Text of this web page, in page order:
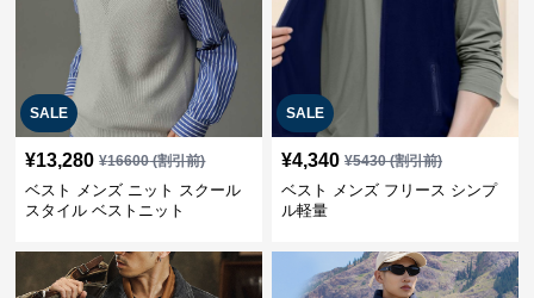
SALE
¥13,280 ¥16600(割引前)
ベスト メンズ ニット スクール
スタイル ベストニット
SALE
¥4,340 ¥5430(割引前)
ベスト メンズ フリース シンプ
ル軽量